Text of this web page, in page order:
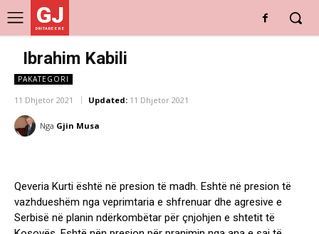
GJ
DRITARE E RE
Ibrahim Kabili
PAKATEGORI
11 Dhjetor 2021 Updated: 11 Dhjetor 2021
Nga Gjin Musa
Qeveria Kurti është në presion të madh. Eshtë në presion të
vazhdueshëm nga veprimtaria e shfrenuar dhe agresive e
Serbisë në planin ndërkombëtar për çnjohjen e shtetit të